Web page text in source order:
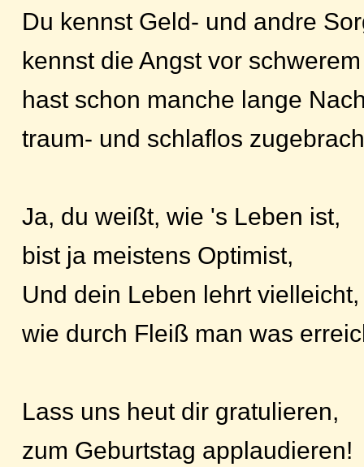
Du kennst Geld- und andre
kennst die Angst vor
hast schon manche lange
traum- und schlaflos
Ja, du weißt, wie 's Leben ist,
bist ja meistens Optimist,
Und dein Leben lehrt vielleicht,
wie durch Fleiß man was
Lass uns heut dir gratulieren,
zum Geburtstag applaudieren!